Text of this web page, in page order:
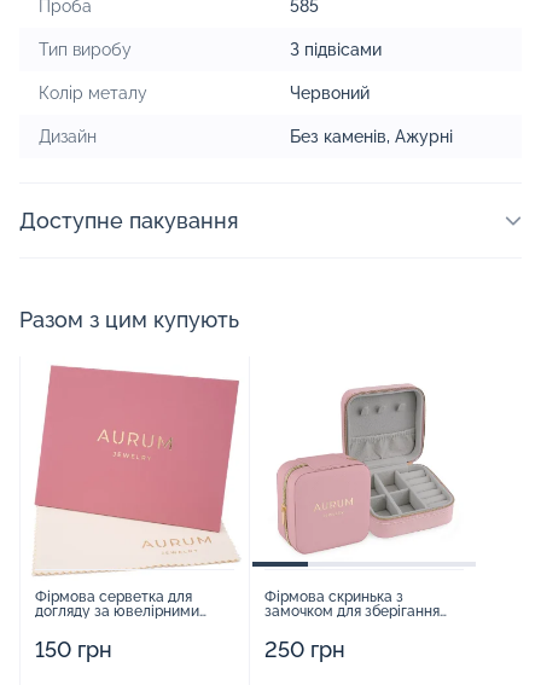
Проба 585
Тип виробу З підвісами
Колір металу Червоний
Дизайн Без каменів, Ажурні
Доступне пакування
Разом з цим купують
Фірмова серветка для
догляду за ювелірними
150 грн
Фірмова скринька з
замочком для зберігання
250 грн